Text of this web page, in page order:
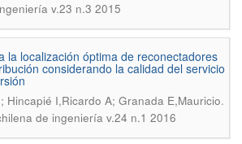
v.23 n.3 2015
la localización óptima de reconectadores
considerando la calidad del servicio
Hincapié I,Ricardo A; Granada E,Mauricio.
de ingeniería v.24 n.1 2016